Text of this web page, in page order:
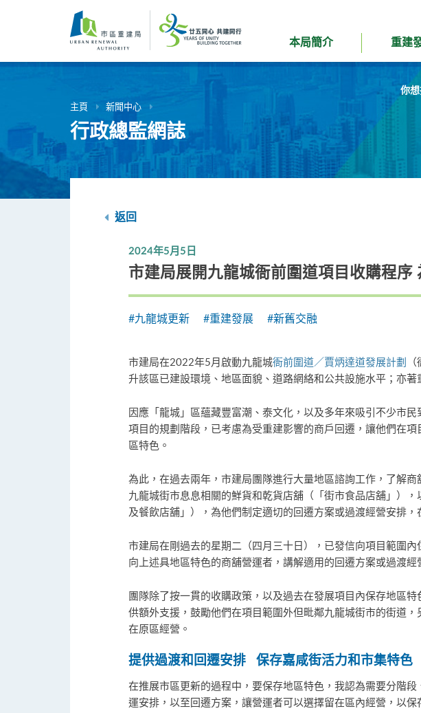
內
本局簡介 重建
你想
主頁 新聞中心
行政總監網誌
返回
2024年5月5日
市建局展開九龍城衙前圍道項目收購程
#九龍城更新 #重建發展 #新舊交融
市建局在2022年5月啟動九龍城衙前圍道／賈炳達道發展計劃
升該區已建設環境、地區面貌、道路網絡和公共設施水平；亦
因應「龍城」區蘊藏豐富潮、泰文化，以及多年來吸引不少市
項目的規劃階段，已考慮為受重建影響的商戶回遷，讓他們在
區特色。
為此，在過去兩年，市建局團隊進行大量地區諮詢工作，了解
九龍城街市息息相關的鮮貨和乾貨店舖（「街市食品店舖」）
及餐飲店舖」），為他們制定適切的回遷方案或過渡經營安排
市建局在剛過去的星期二（四月三十日），已發信向項目範圍
向上述具地區特色的商舖營運者，講解適用的回遷方案或過渡經
團隊除了按一貫的收購政策，以及過去在發展項目內保存地區
供額外支援，鼓勵他們在項目範圍外但毗鄰九龍城街市的街道
在原區經營。
提供過渡和回遷安排 保存嘉咸街活力和市集特色
在推展市區更新的過程中，要保存地區特色，我認為需要分階
運安排，以至回遷方案，讓營運者可以選擇留在區內經營，以保